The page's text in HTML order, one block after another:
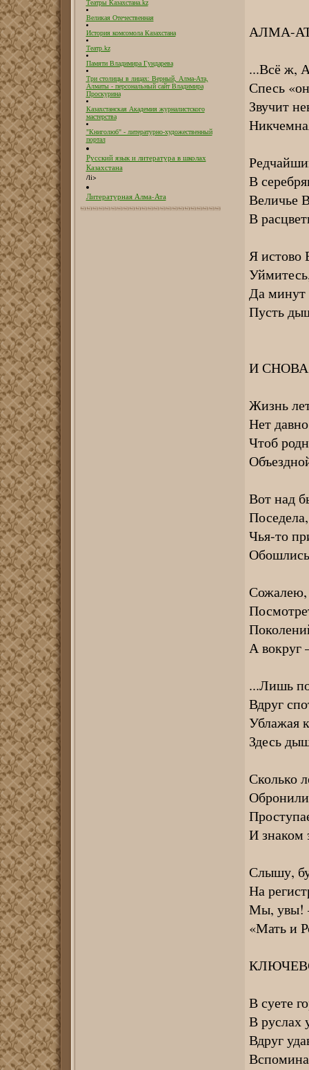
Театры Казахстана.kz
Великая Отечественная
История комсомола Казахстана
Театр.kz
Памяти Владимира Гундарева
Три столицы в лицах: Верный, Алма-Ата,
Алматы - персональный сайт Владимира
Проскурина
Казахстанская Академия журналистского
мастерства
"Книголюб" - литературно-художественный
портал
Русский язык и литература в школах
Казахстана
/li>
Литературная Алма-Ата
АЛМА-
...Всё ж,
Спесь
Звучит
В
Величье
В
Я истово
Да минут
Пусть
И
Жизнь
Нет
Чтоб
Вот над
Чья-то
Сожалею,
А вокруг
...Лишь
Вдруг
Ублажая
Здесь
Сколько
И знаком
Слышу,
На
Мы, увы!
«Мать и
В суете
В руслах
Вдруг